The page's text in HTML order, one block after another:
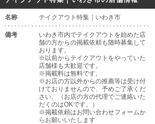
名称 テイクアウト特集｜いわき市
備考
いわき市内でテイクアウトを始めた店
舗の方からの掲載依頼も随時募集して
おります。
※以前からテイクアウトをやっていた
店舗様も大歓迎です。
※掲載料は無料です。
※お店の方以外からの推薦等は受け付
けておりませんので、予めご了承くだ
さい。（お店の方の代理でご連絡いた
だくのはOKです。）
※掲載依頼はお問い合わせフォームか
らお願いいたします